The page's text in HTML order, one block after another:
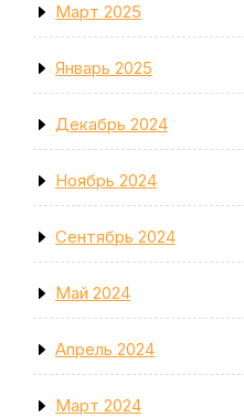
Март 2025
Январь 2025
Декабрь 2024
Ноябрь 2024
Сентябрь 2024
Май 2024
Апрель 2024
Март 2024